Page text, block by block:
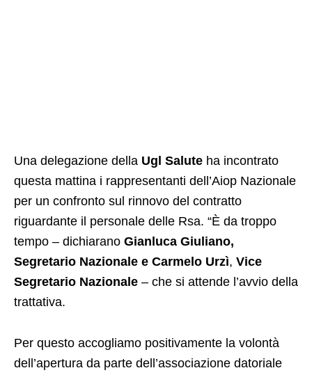
Una delegazione della Ugl Salute ha incontrato
questa mattina i rappresentanti dell’Aiop Nazionale
per un confronto sul rinnovo del contratto
riguardante il personale delle Rsa. “È da troppo
tempo – dichiarano Gianluca Giuliano,
Segretario Nazionale e Carmelo Urzì, Vice
Segretario Nazionale – che si attende l’avvio della
trattativa.
Per questo accogliamo positivamente la volontà
dell’apertura da parte dell’associazione datoriale